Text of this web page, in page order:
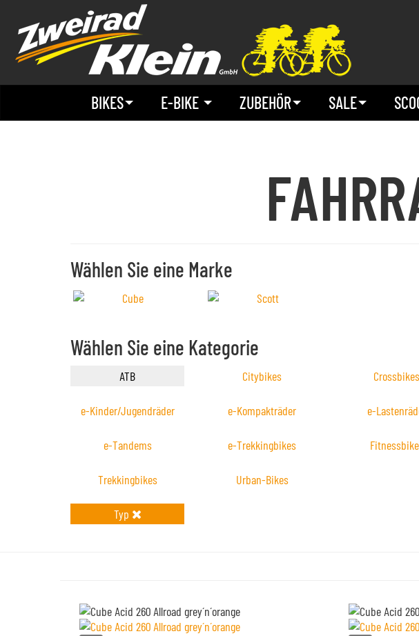
BIKES E-BIKE ZUBEHÖR SALE
Wählen Sie eine Marke
Wählen Sie eine Kategorie
ATB Citybikes Crossbikes
e-Kinder/Jugendräder e-Kompakträder e-
e-Tandems e-Trekkingbikes
Trekkingbikes Urban-Bikes
Typ